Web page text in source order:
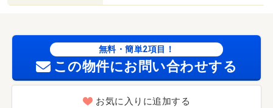
無料・簡単2項目！
この物件にお問い合わせする
お気に入りに追加する